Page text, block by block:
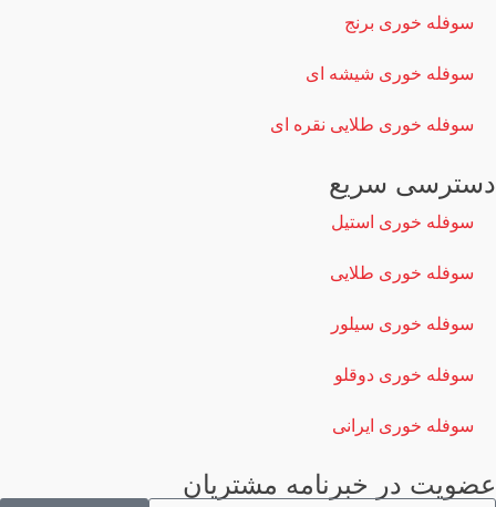
سوفله خوری برنج
سوفله خوری شیشه ای
سوفله خوری طلایی نقره ای
دسترسی سریع
سوفله خوری استیل
سوفله خوری طلایی
سوفله خوری سیلور
سوفله خوری دوقلو
سوفله خوری ایرانی
عضویت در خبرنامه مشتریان